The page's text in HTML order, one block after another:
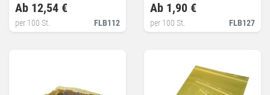
FLB112
Ab 12,54 €
per 100 St. FLB127
Ab 1,90 €
per 100 St.